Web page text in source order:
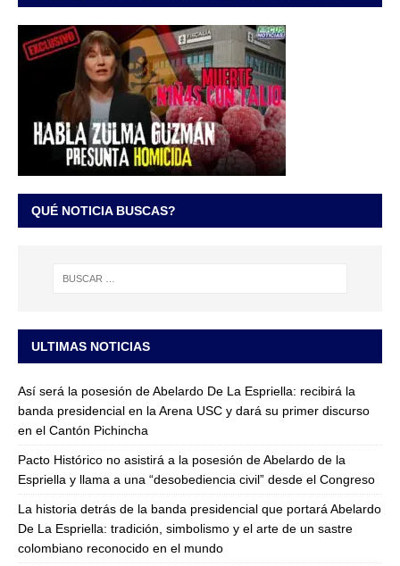
QUÉ NOTICIA BUSCAS?
ULTIMAS NOTICIAS
Así será la posesión de Abelardo De La Espriella: recibirá la
banda presidencial en la Arena USC y dará su primer discurso
en el Cantón Pichincha
Pacto Histórico no asistirá a la posesión de Abelardo de la
Espriella y llama a una “desobediencia civil” desde el Congreso
La historia detrás de la banda presidencial que portará Abelardo
De La Espriella: tradición, simbolismo y el arte de un sastre
colombiano reconocido en el mundo